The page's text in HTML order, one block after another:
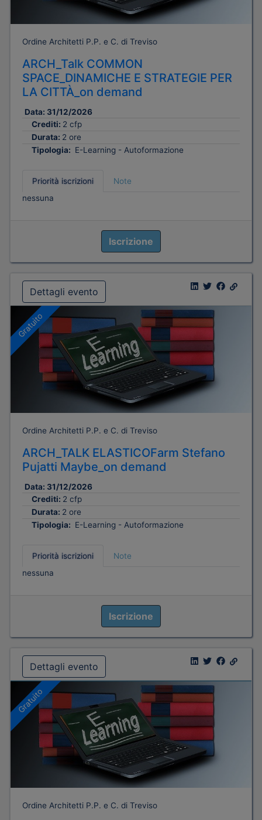
Ordine Architetti P.P. e C. di Treviso
ARCH_Talk COMMON
SPACE_DINAMICHE E STRATEGIE PER
LA CITTÀ_on demand
Data: 31/12/2026
Crediti: 2 cfp
Durata: 2 ore
Tipologia: E-Learning - Autoformazione
Priorità iscrizioni
Note
nessuna
Iscrizione
Dettagli evento
Gratuito
Ordine Architetti P.P. e C. di Treviso
ARCH_TALK ELASTICOFarm Stefano
Pujatti Maybe_on demand
Data: 31/12/2026
Crediti: 2 cfp
Durata: 2 ore
Tipologia: E-Learning - Autoformazione
Priorità iscrizioni
Note
nessuna
Iscrizione
Dettagli evento
Gratuito
Ordine Architetti P.P. e C. di Treviso